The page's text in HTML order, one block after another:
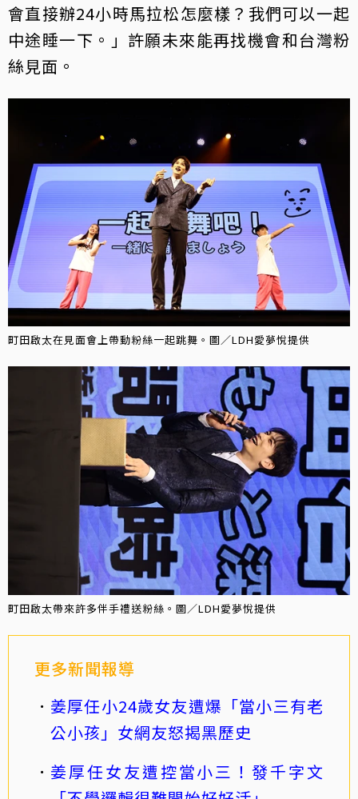
會直接辦24小時馬拉松怎麼樣？我們可以一起
中途睡一下。」許願未來能再找機會和台灣粉
絲見面。
町田啟太在見面會上帶動粉絲一起跳舞。圖／LDH愛夢悅提供
町田啟太帶來許多伴手禮送粉絲。圖／LDH愛夢悅提供
更多新聞報導
姜厚任小24歲女友遭爆「當小三有老
公小孩」女網友怒揭黑歷史
姜厚任女友遭控當小三！發千字文